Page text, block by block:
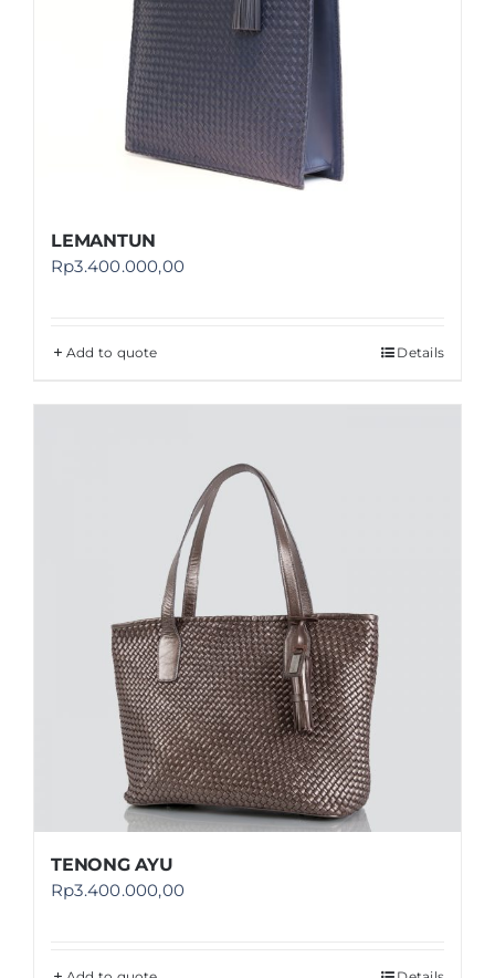
LEMANTUN
Rp3.400.000,00
Add to quote Details
TENONG AYU
Rp3.400.000,00